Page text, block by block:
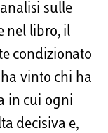
sulle
nel libro, il
condizionato
vinto chi ha
in cui ogni
decisiva e,